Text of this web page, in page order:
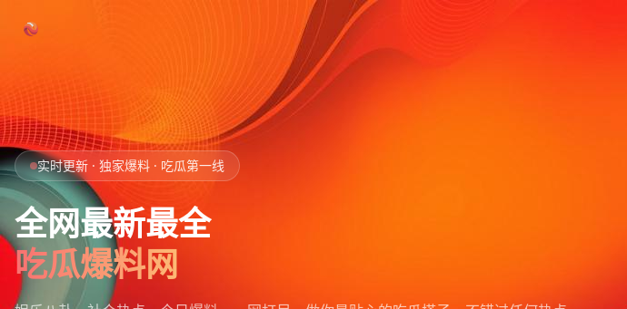
首页
娱乐吃瓜
社会热点
今日爆料
实时更新 · 独家爆料 · 吃瓜第一线
全网最新最全
吃瓜爆料网